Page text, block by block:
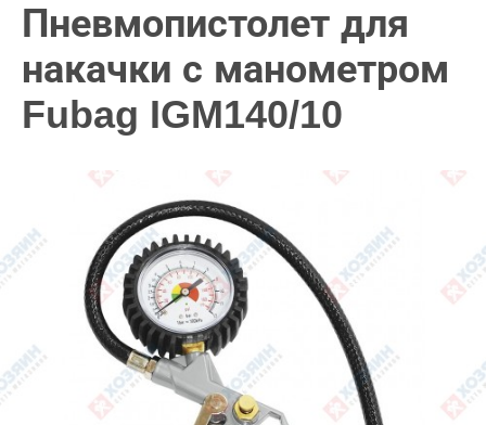
Пневмопистолет для
накачки с манометром
Fubag IGM140/10